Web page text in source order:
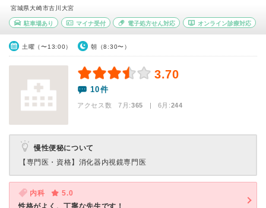
宮城県大崎市古川大宮
駐車場あり マイナ受付 電子処方せん対応 オンライン診療対応
土曜（〜13:00） 朝（8:30〜）
3.70
10件
アクセス数 7月:365 | 6月:244
慢性便秘について
【専門医・資格】 消化器内視鏡専門医
内科
5.0
性格がよく、丁寧な先生です！